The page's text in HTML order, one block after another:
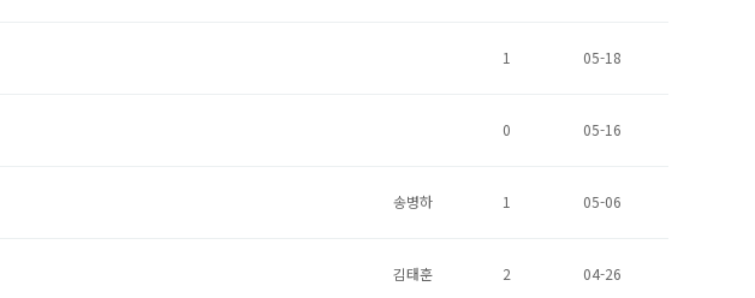
1 05-18
0 05-16
송병하 1 05-06
김태훈 2 04-26